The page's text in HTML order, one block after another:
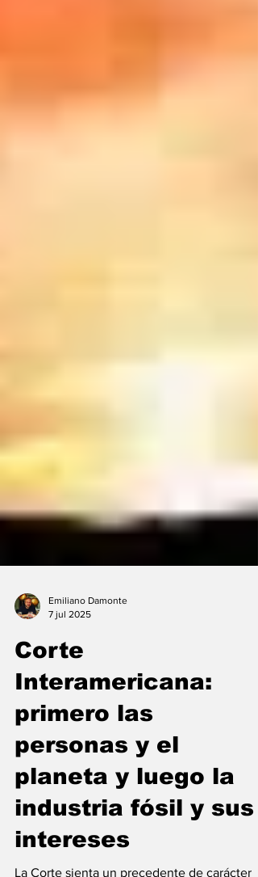
Emiliano Damonte
Corte
Interamericana:
primero las
personas y el
planeta y luego la
industria fósil y sus